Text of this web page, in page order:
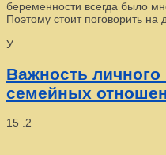
беременности всегда было
Поэтому стоит поговорить на
У
Важность личного
семейных
15 .2